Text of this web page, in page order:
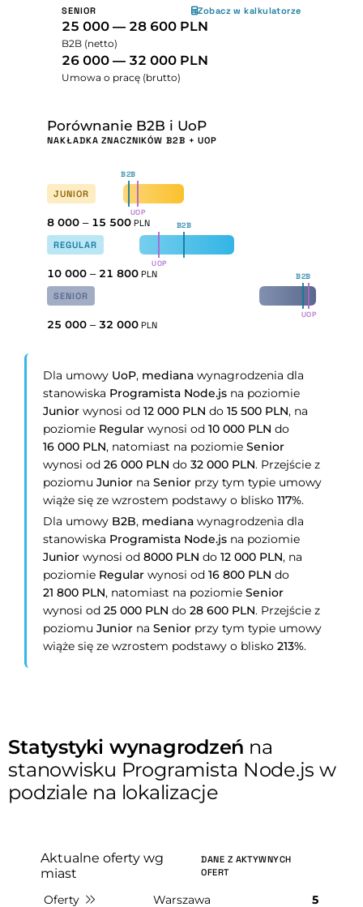
SENIOR Zobacz w kalkulatorze
25 000 — 28 600 PLN
B2B (netto)
26 000 — 32 000 PLN
Umowa o pracę (brutto)
Porównanie B2B i UoP
NAKŁADKA ZNACZNIKÓW B2B + UOP
JUNIOR
B2B
UOP
8 000 – 15 500 PLN
REGULAR
B2B
UOP
10 000 – 21 800 PLN
SENIOR
B2B
UOP
25 000 – 32 000 PLN
Dla umowy UoP, mediana wynagrodzenia dla
stanowiska Programista Node.js na poziomie
Junior wynosi od12 000 PLN do15 500 PLN, na
poziomie Regular wynosi od10 000 PLN do
16 000 PLN, natomiast na poziomieSenior
wynosi od26 000 PLN do32 000 PLN. Przejście z
poziomuJunior naSenior przy tym typie umowy
wiąże się ze wzrostem podstawy o blisko117%.
Dla umowy B2B, mediana wynagrodzenia dla
stanowiska Programista Node.js na poziomie
Junior wynosi od8000 PLN do12 000 PLN, na
poziomie Regular wynosi od16 800 PLN do
21 800 PLN, natomiast na poziomieSenior
wynosi od25 000 PLN do28 600 PLN. Przejście z
poziomuJunior naSenior przy tym typie umowy
wiąże się ze wzrostem podstawy o blisko213%.
Statystyki wynagrodzeń na
stanowisku Programista Node.js w
podziale na lokalizacje
Aktualne oferty wg
miast
DANE Z AKTYWNYCH
OFERT
Oferty Warszawa
5